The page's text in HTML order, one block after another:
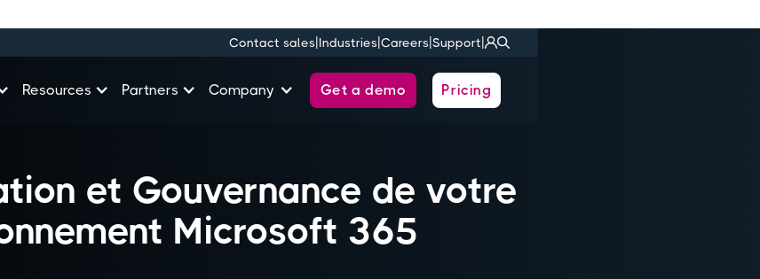
Contact sales|Industries|Careers|Support|
Resources Partners Company Get a demo Pricing
et Gouvernance de votre
Microsoft 365